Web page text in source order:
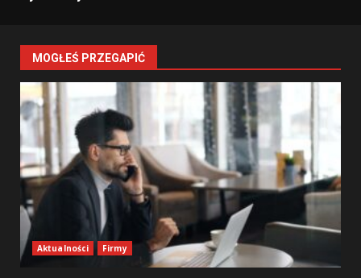
MOGŁEŚ PRZEGAPIĆ
Aktualności Firmy